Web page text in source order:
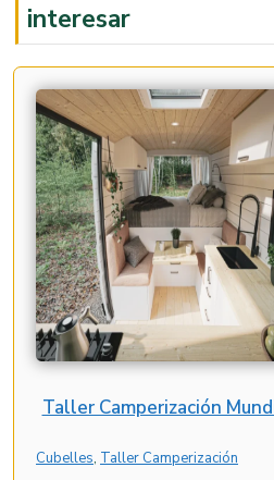
Domingo
interesar
Taller Camperización
Cubelles, Taller Camperización